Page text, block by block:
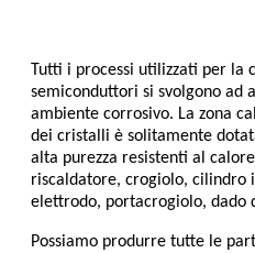
Tutti i processi utilizzati per la
semiconduttori si svolgono ad
ambiente corrosivo. La zona
dei cristalli è solitamente
alta purezza resistenti al
riscaldatore, crogiolo, cilindro
elettrodo, portacrogiolo, dado
Possiamo produrre tutte le